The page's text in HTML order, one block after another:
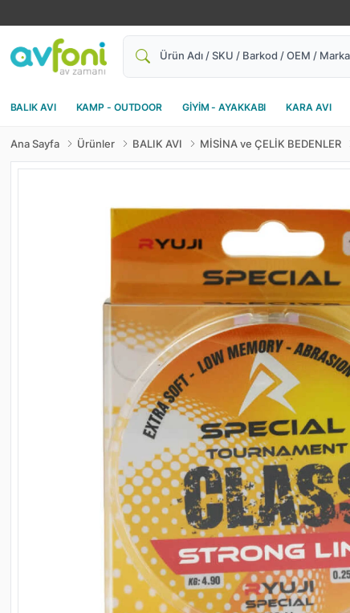
Ara
BALIK AVI KAMP - OUTDOOR GİYİM - AYAKKABI KARA AVI
Ana Sayfa Ürünler BALIK AVI MİSİNA ve ÇELİK BEDENLER